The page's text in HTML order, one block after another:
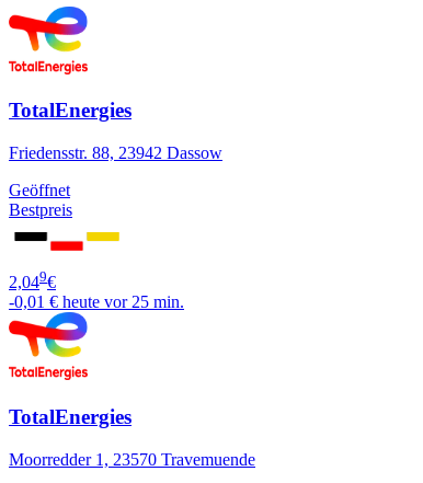
TotalEnergies
Friedensstr. 88, 23942 Dassow
Geöffnet
Bestpreis
2,049€
-0,01 € heute vor 25 min.
TotalEnergies
Moorredder 1, 23570 Travemuende